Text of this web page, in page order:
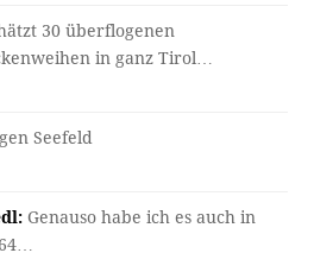
30 überflogenen
in ganz Tirol…
Seefeld
Genauso habe ich es auch in